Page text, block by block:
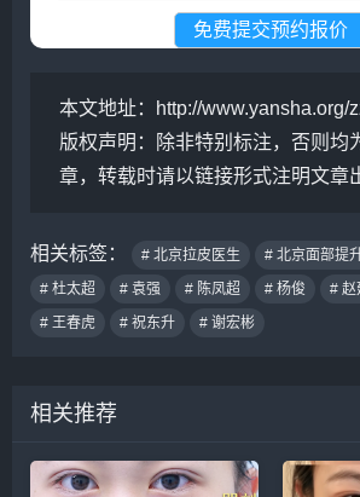
本文地址：
http://www.yansha.org/
版权声明：
除非特别标注，否则均
章，转载时请以链接形式注明文章
相关标签： # 北京拉皮医生 # 北京面部提
# 杜太超
# 袁强 # 陈凤超 # 杨俊 # 赵
# 王春虎
# 祝东升 # 谢宏彬
相关推荐